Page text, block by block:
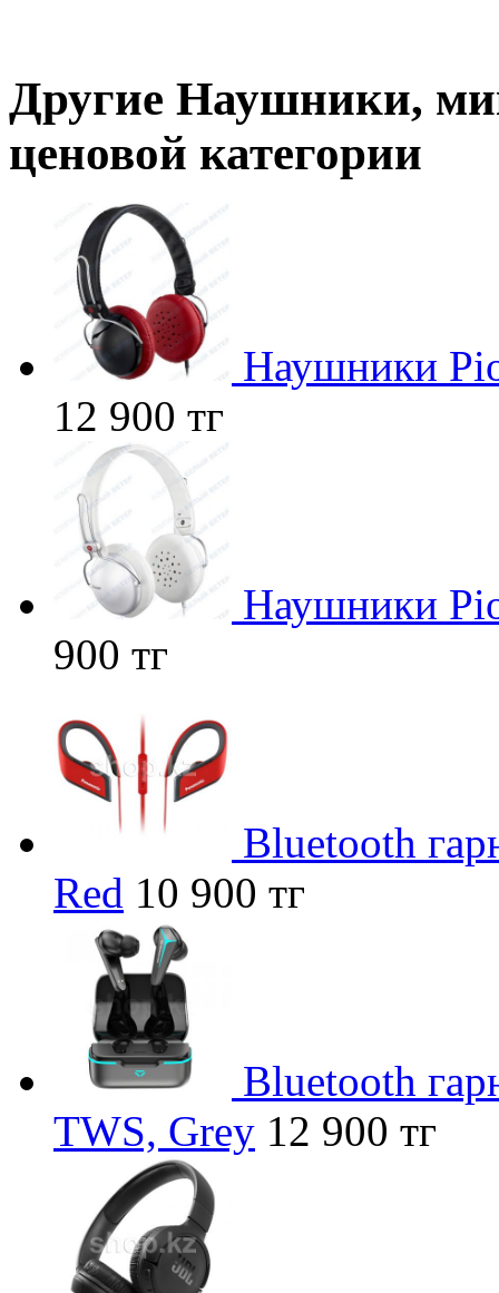
Другие Наушники,
ценовой категории
Наушники
12 900 тг
Наушники
900 тг
Bluetooth
Red 10 900 тг
Bluetooth
TWS, Grey 12 900 тг